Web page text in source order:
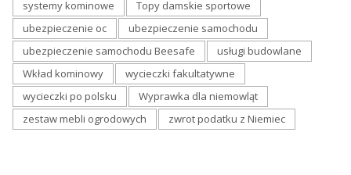
systemy kominowe
Topy damskie sportowe
ubezpieczenie oc
ubezpieczenie samochodu
ubezpieczenie samochodu Beesafe
usługi budowlane
Wkład kominowy
wycieczki fakultatywne
wycieczki po polsku
Wyprawka dla niemowląt
zestaw mebli ogrodowych
zwrot podatku z Niemiec